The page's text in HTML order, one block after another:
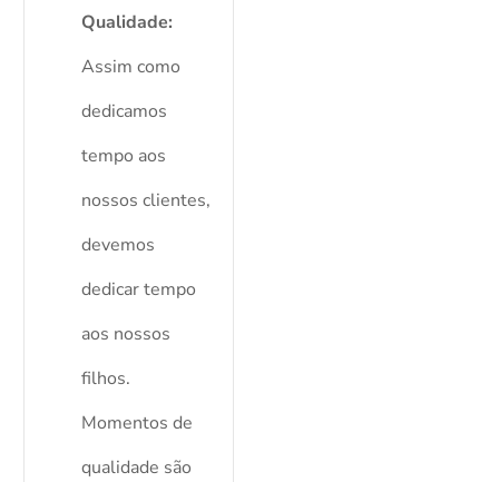
Qualidade:
Assim como
dedicamos
tempo aos
nossos clientes,
devemos
dedicar tempo
aos nossos
filhos.
Momentos de
qualidade são